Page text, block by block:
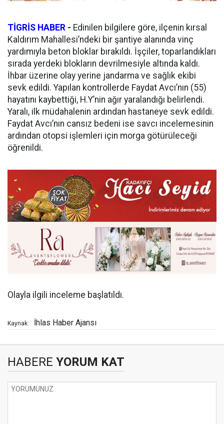
TİGRİS HABER - Edinilen bilgilere göre, ilçenin kırsal
Kaldırım Mahallesi’ndeki bir şantiye alanında vinç
yardımıyla beton bloklar bırakıldı. İşçiler, toparlandıkları
sırada yerdeki blokların devrilmesiyle altında kaldı.
İhbar üzerine olay yerine jandarma ve sağlık ekibi
sevk edildi. Yapılan kontrollerde Faydat Avcı’nın (55)
hayatını kaybettiği, H.Y’nin ağır yaralandığı belirlendi.
Yaralı, ilk müdahalenin ardından hastaneye sevk edildi.
Faydat Avcı’nın cansız bedeni ise savcı incelemesinin
ardından otopsi işlemleri için morga götürüleceği
öğrenildi.
Olayla ilgili inceleme başlatıldı.
Kaynak: İhlas Haber Ajansı
HABERE YORUM KAT